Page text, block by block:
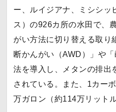
ー、ルイジアナ、ミシシッ
ス）の926カ所の水田で、
がい方法に切り替える取り
断かんがい（AWD）」や
法を導入し、メタンの排出
されている。また、1カー
万ガロン（約114万リット